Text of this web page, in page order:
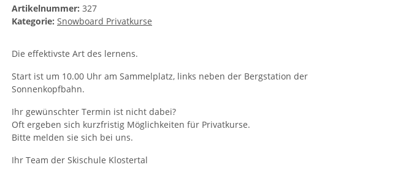
Artikelnummer: 327
Kategorie: Snowboard Privatkurse
Die effektivste Art des lernens.
Start ist um 10.00 Uhr am Sammelplatz, links neben der Bergstation der
Sonnenkopfbahn.
Ihr gewünschter Termin ist nicht dabei?
Oft ergeben sich kurzfristig Möglichkeiten für Privatkurse.
Bitte melden sie sich bei uns.
Ihr Team der Skischule Klostertal